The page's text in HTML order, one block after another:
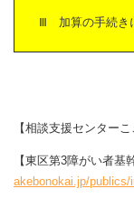
Ⅲ 加算の手続き
【相談支援センターこ
【東区第3障がい者基
akebonokai.jp/publics/